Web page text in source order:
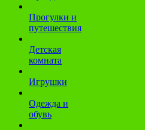
Прогулки и
путешествия
Детская
комната
Игрушки
Одежда и
обувь